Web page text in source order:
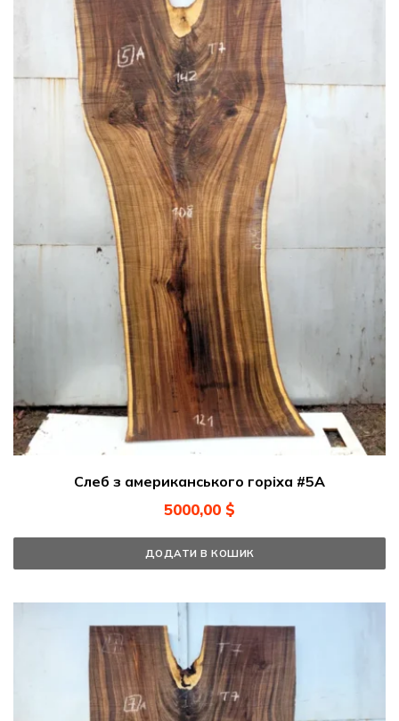
Слеб з американського горіха #5А
5000,00 $
ДОДАТИ В КОШИК